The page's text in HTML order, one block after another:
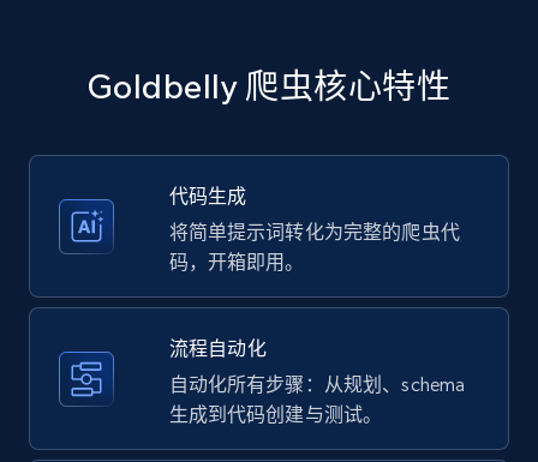
price, Currency, Availability, Reviews count, and
Amazon products - Collects products by
Title, Seller name, Brand, Description, Initial
price, Currency, Availability, Reviews count, and
Goldbelly 爬虫核心特性
代码生成
将简单提示词转化为完整的爬虫代
码，开箱即用。
流程自动化
自动化所有步骤：从规划、schema
生成到代码创建与测试。